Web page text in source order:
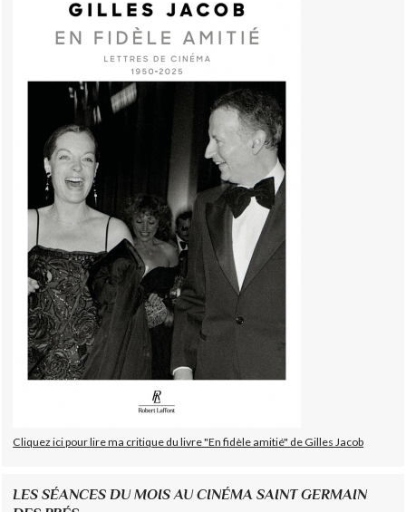
Cliquez ici pour lire ma critique du livre "En fidèle amitié" de Gilles Jacob
LES SÉANCES DU MOIS AU CINÉMA SAINT GERMAIN